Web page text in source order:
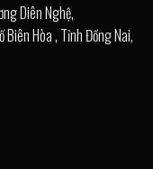
Diên Nghệ,
Biên Hòa , Tỉnh Đồng Nai,